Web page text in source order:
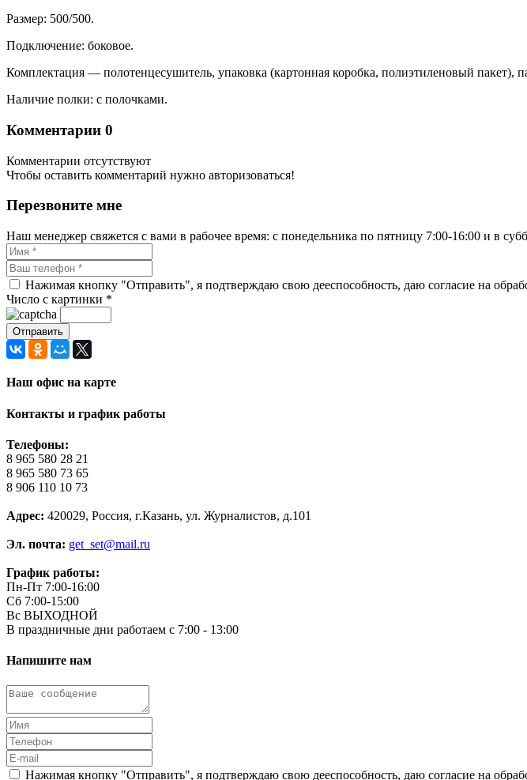
Размер: 500/500.
Подключение: боковое.
Комплектация — полотенцесушитель, упаковка (картонная коробка, полиэтиленовый пакет),
Наличие полки: с полочками.
Комментарии 0
Комментарии отсутствуют
Чтобы оставить комментарий нужно авторизоваться!
Перезвоните мне
Наш менеджер свяжется с вами в рабочее время: с понедельника по пятницу 7:00-16:00 и в
Нажимая кнопку "Отправить", я подтверждаю свою дееспособность, даю согласие на
Число с картинки *
Наш офис на карте
Контакты и график работы
Телефоны:
8 965 580 28 21
8 965 580 73 65
8 906 110 10 73
Адрес: 420029, Россия, г.Казань, ул. Журналистов, д.101
Эл. почта: get_set@mail.ru
График работы:
Пн-Пт 7:00-16:00
Сб 7:00-15:00
Вс ВЫХОДНОЙ
В праздничные дни работаем с 7:00 - 13:00
Напишите нам
Нажимая кнопку "Отправить", я подтверждаю свою дееспособность, даю согласие на